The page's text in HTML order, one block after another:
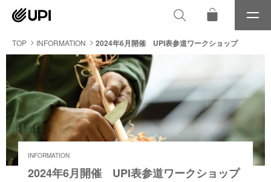
メ
ニ
TOP INFORMATION 2024年6月開催 UPI表参道ワークショップ
INFORMATION
2024年6月開催 UPI表参道ワークショップ